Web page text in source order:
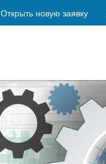
Открыть новую заявку